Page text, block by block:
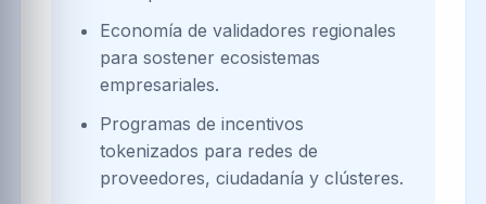
Economía de validadores regionales
para sostener ecosistemas
empresariales.
Programas de incentivos
tokenizados para redes de
proveedores, ciudadanía y clústeres.